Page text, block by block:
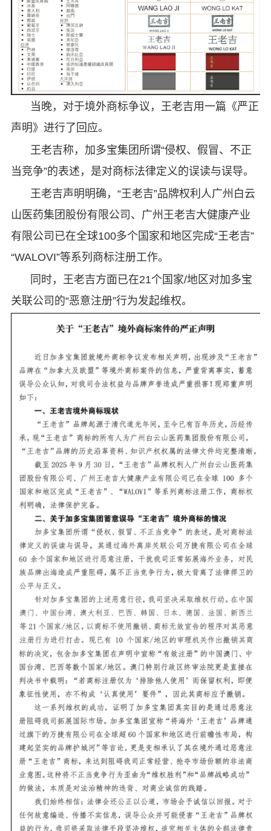
当晚，对于境外商标争议，王老吉用一篇《严正
声明》进行了回应。
王老吉称，加多宝集团所谓“侵权、假冒、不正
当竞争”的表述，是对商标法律定义的误读与误导。
王老吉声明明确，“王老吉”品牌权利人广州白云
山医药集团股份有限公司、广州王老吉大健康产业
有限公司已在全球100多个国家和地区完成“王老吉”
“WALOVI”等系列商标注册工作。
同时，王老吉方面已在21个国家/地区对加多宝
关联公司的“恶意注册”行为发起维权。